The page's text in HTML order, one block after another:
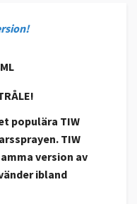
populära TIW
TIW
version av
ibland